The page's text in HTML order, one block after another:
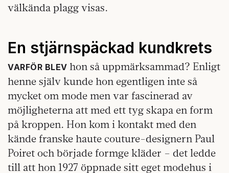
välkända plagg visas.
En stjärnspäckad kundkrets
VARFÖR BLEV hon så uppmärksammad? Enligt
henne själv kunde hon egentligen inte så
mycket om mode men var fascinerad av
möjligheterna att med ett tyg skapa en form
på kroppen. Hon kom i kontakt med den
kände franske haute couture-designern Paul
Poiret och började formge kläder – det ledde
till att hon 1927 öppnade sitt eget modehus i